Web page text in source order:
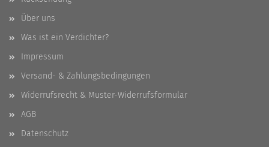
Über uns
Was ist ein Verdichter?
Impressum
Versand- & Zahlungsbedingungen
Widerrufsrecht & Muster-Widerrufsformular
AGB
Datenschutz